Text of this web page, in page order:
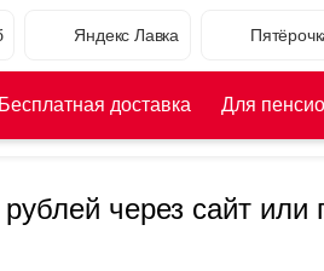
Яндекс Лавка
Бесплатная доставка Для
через сайт или